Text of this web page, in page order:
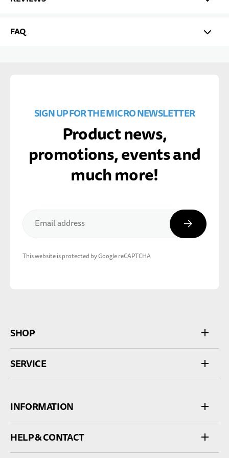
FAQ
Email address Subscribe
This website is protected by Google reCAPTCHA
SIGN UP FOR THE MICRO NEWSLETTER
Product news,
promotions, events and
much more!
SHOP
SERVICE
INFORMATION
HELP & CONTACT